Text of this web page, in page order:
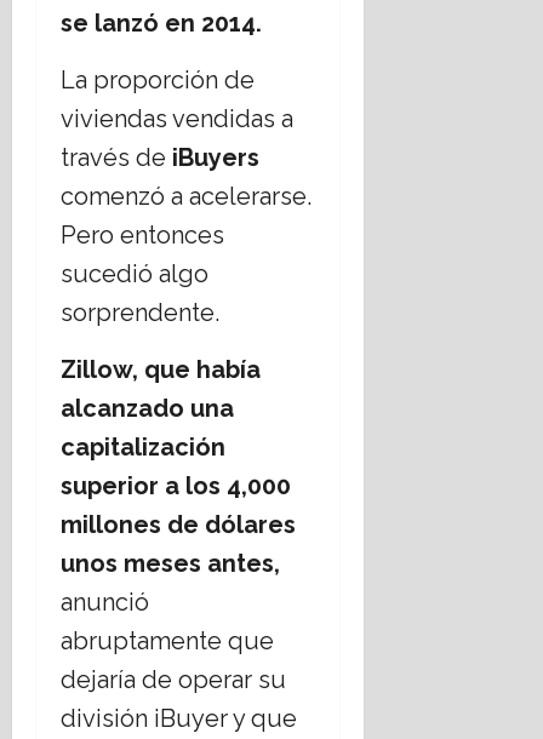
se lanzó en 2014.
La proporción de
viviendas vendidas a
través de iBuyers
comenzó a acelerarse.
Pero entonces
sucedió algo
sorprendente.
Zillow, que había
alcanzado una
capitalización
superior a los 4,000
millones de dólares
unos meses antes,
anunció
abruptamente que
dejaría de operar su
división iBuyer y que